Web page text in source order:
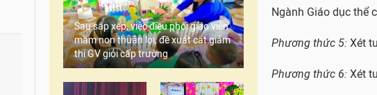
Sau sắp xếp, việc điều phối giáo viên
mầm non thuận lợi, đề xuất cắt giảm
thi GV giỏi cấp trường
Ngành Giáo dục thể
Phương thức 5: Xét
Phương thức 6: Xét